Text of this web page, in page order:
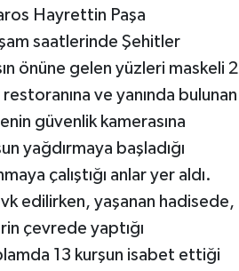
Hayrettin Paşa
saatlerinde Şehitler
önüne gelen yüzleri maskeli 2
ve yanında bulunan
güvenlik kamerasına
yağdırmaya başladığı
çalıştığı anlar yer aldı.
edilirken, yaşanan hadisede,
çevrede yaptığı
13 kurşun isabet ettiği